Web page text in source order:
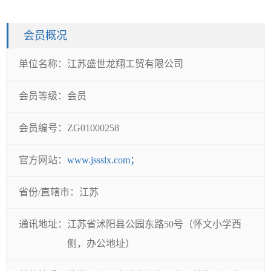
会员概况
单位名称： 江苏盛世龙翔工贸有限公司
会员等级： 会员
会员编号： ZG01000258
官方网站： www.jssslx.com；
省份/直辖市： 江苏
通讯地址： 江苏省沭阳县公园东路50号（怀文小学西
侧，办公地址）